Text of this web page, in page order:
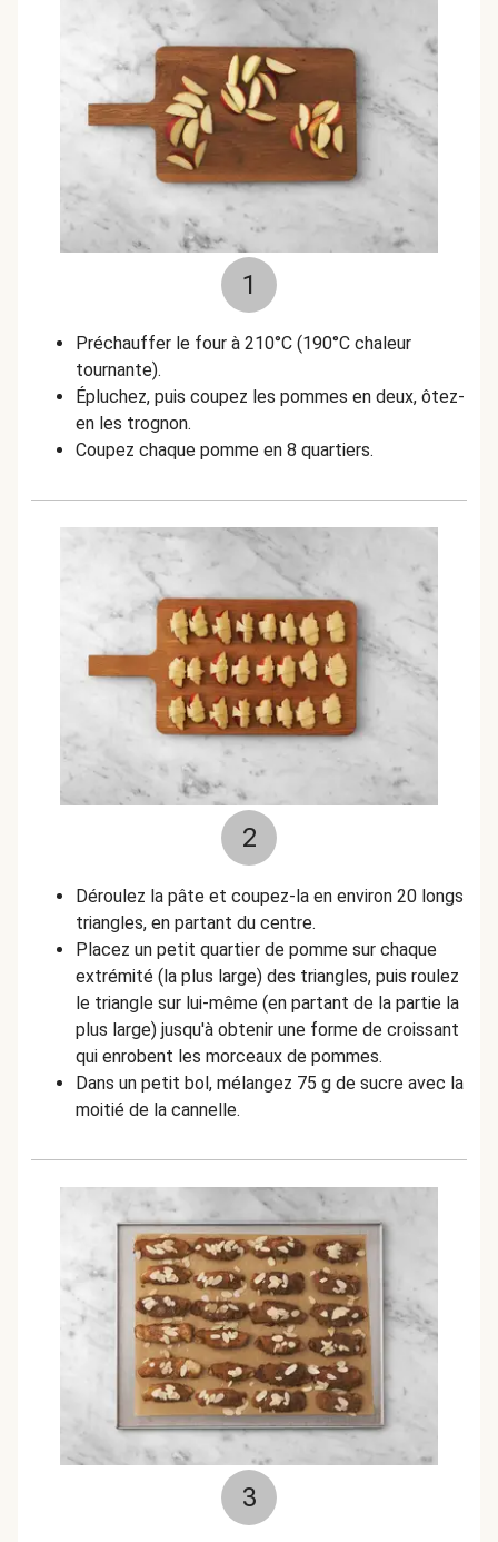
1
Préchauffer le four à 210°C (190°C chaleur
tournante).
Épluchez, puis coupez les pommes en deux, ôtez-
en les trognon.
Coupez chaque pomme en 8 quartiers.
2
Déroulez la pâte et coupez-la en environ 20 longs
triangles, en partant du centre.
Placez un petit quartier de pomme sur chaque
extrémité (la plus large) des triangles, puis roulez
le triangle sur lui-même (en partant de la partie la
plus large) jusqu'à obtenir une forme de croissant
qui enrobent les morceaux de pommes.
Dans un petit bol, mélangez 75 g de sucre avec la
moitié de la cannelle.
3